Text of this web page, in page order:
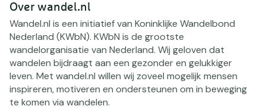
Over wandel.nl
Wandel.nl is een initiatief van Koninklijke Wandelbond
Nederland (KWbN). KWbN is de grootste
wandelorganisatie van Nederland. Wij geloven dat
wandelen bijdraagt aan een gezonder en gelukkiger
leven. Met wandel.nl willen wij zoveel mogelijk mensen
inspireren, motiveren en ondersteunen om in beweging
te komen via wandelen.